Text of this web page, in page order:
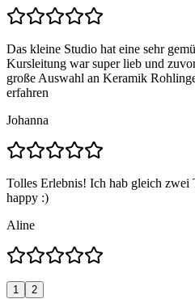
Das kleine Studio hat eine sehr
Kursleitung war super lieb und
große Auswahl an Keramik
erfahren
Johanna
Tolles Erlebnis! Ich hab gleich zwei
happy :)
Aline
1 2